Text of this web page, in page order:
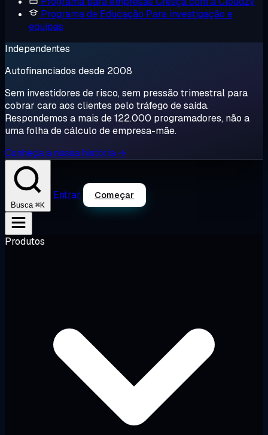
Programa de Educação Para investigação e
equipas
Independentes
Autofinanciados desde 2008
Sem investidores de risco, sem pressão trimestral para
cobrar caro aos clientes pelo tráfego de saída.
Respondemos a mais de 122.000 programadores, não a
uma folha de cálculo de empresa-mãe.
Conheça a nossa história →
Busca ⌘K
Entrar Começar
Produtos